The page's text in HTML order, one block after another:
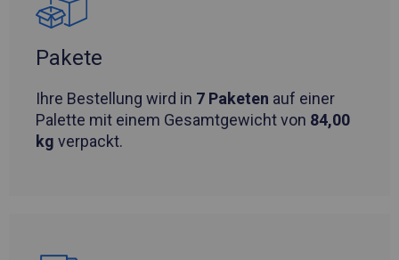
Pakete
Ihre Bestellung wird in 7 Paketen auf einer
Palette mit einem Gesamtgewicht von 84,00
kg verpackt.